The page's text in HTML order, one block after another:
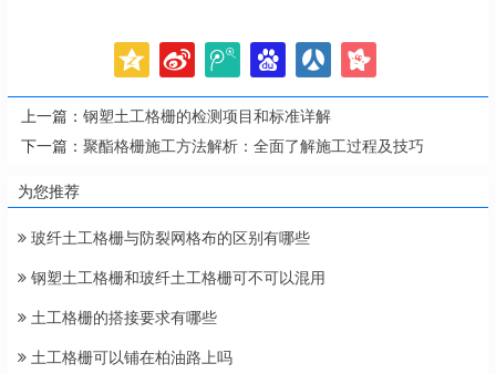
上一篇： 钢塑土工格栅的检测项目和标准详解
下一篇： 聚酯格栅施工方法解析：全面了解施工过程及技巧
为您推荐
玻纤土工格栅与防裂网格布的区别有哪些
钢塑土工格栅和玻纤土工格栅可不可以混用
土工格栅的搭接要求有哪些
土工格栅可以铺在柏油路上吗